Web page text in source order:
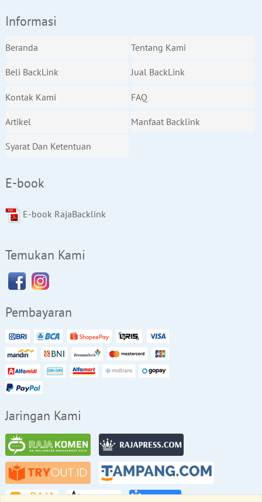
Informasi
Beranda Tentang Kami
Beli BackLink Jual BackLink
Kontak Kami FAQ
Artikel Manfaat Backlink
Syarat Dan Ketentuan
E-book
E-book RajaBacklink
Temukan Kami
Pembayaran
Jaringan Kami